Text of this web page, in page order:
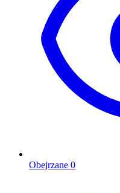
Obejrzane 0